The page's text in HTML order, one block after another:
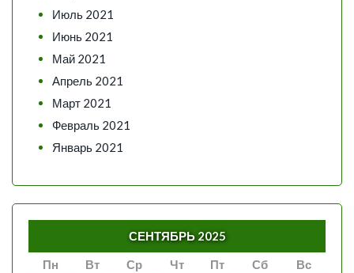
Июль 2021
Июнь 2021
Май 2021
Апрель 2021
Март 2021
Февраль 2021
Январь 2021
СЕНТЯБРЬ 2025
Пн
Вт Ср Чт Пт Сб Вс